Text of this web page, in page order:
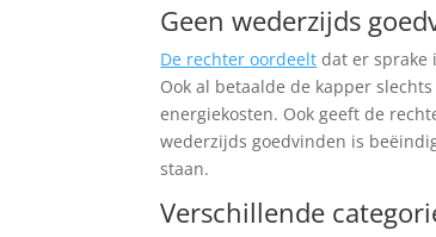
Geen wederzijds
De rechter oordeelt dat er sprake
Ook al betaalde de kapper
energiekosten. Ook geeft de
wederzijds goedvinden is
staan.
Verschillende